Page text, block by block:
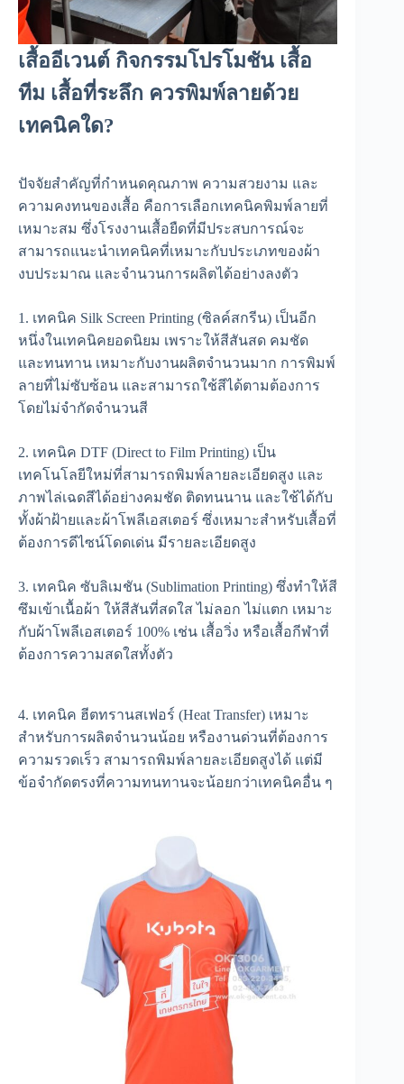
เสื้ออีเวนต์ กิจกรรมโปรโมชัน เสื้อ
ทีม เสื้อที่ระลึก ควรพิมพ์ลายด้วย
เทคนิคใด?
ปัจจัยสำคัญที่กำหนดคุณภาพ ความสวยงาม และ
ความคงทนของเสื้อ คือการเลือกเทคนิคพิมพ์ลายที่
เหมาะสม ซึ่งโรงงานเสื้อยืดที่มีประสบการณ์จะ
สามารถแนะนำเทคนิคที่เหมาะกับประเภทของผ้า
งบประมาณ และจำนวนการผลิตได้อย่างลงตัว
1. เทคนิค Silk Screen Printing (ซิลค์สกรีน) เป็นอีก
หนึ่งในเทคนิคยอดนิยม เพราะให้สีสันสด คมชัด
และทนทาน เหมาะกับงานผลิตจำนวนมาก การพิมพ์
ลายที่ไม่ซับซ้อน และสามารถใช้สีได้ตามต้องการ
โดยไม่จำกัดจำนวนสี
2. เทคนิค DTF (Direct to Film Printing) เป็น
เทคโนโลยีใหม่ที่สามารถพิมพ์ลายละเอียดสูง และ
ภาพไล่เฉดสีได้อย่างคมชัด ติดทนนาน และใช้ได้กับ
ทั้งผ้าฝ้ายและผ้าโพลีเอสเตอร์ ซึ่งเหมาะสำหรับเสื้อที่
ต้องการดีไซน์โดดเด่น มีรายละเอียดสูง
3. เทคนิค ซับลิเมชัน (Sublimation Printing) ซึ่งทำให้สี
ซึมเข้าเนื้อผ้า ให้สีสันที่สดใส ไม่ลอก ไม่แตก เหมาะ
กับผ้าโพลีเอสเตอร์ 100% เช่น เสื้อวิ่ง หรือเสื้อกีฬาที่
ต้องการความสดใสทั้งตัว
4. เทคนิค ฮีตทรานสเฟอร์ (Heat Transfer) เหมาะ
สำหรับการผลิตจำนวนน้อย หรืองานด่วนที่ต้องการ
ความรวดเร็ว สามารถพิมพ์ลายละเอียดสูงได้ แต่มี
ข้อจำกัดตรงที่ความทนทานจะน้อยกว่าเทคนิคอื่น ๆ